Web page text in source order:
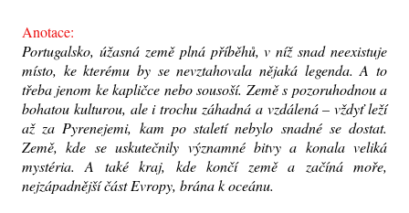
Anotace:
Portugalsko, úžasná země plná příběhů, v níž snad neexistuje
místo, ke kterému by se nevztahovala nějaká legenda. A to
třeba jenom ke kapličce nebo sousoší. Země s pozoruhodnou a
bohatou kulturou, ale i trochu záhadná a vzdálená – vždyť leží
až za Pyrenejemi, kam po staletí nebylo snadné se dostat.
Země, kde se uskutečnily významné bitvy a konala veliká
mystéria. A také kraj, kde končí země a začíná moře,
nejzápadnější část Evropy, brána k oceánu.